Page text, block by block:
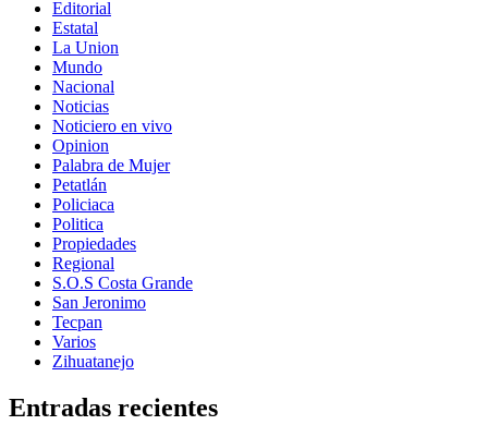
Editorial
Estatal
La Union
Mundo
Nacional
Noticias
Noticiero en vivo
Opinion
Palabra de Mujer
Petatlán
Policiaca
Politica
Propiedades
Regional
S.O.S Costa Grande
San Jeronimo
Tecpan
Varios
Zihuatanejo
Entradas recientes